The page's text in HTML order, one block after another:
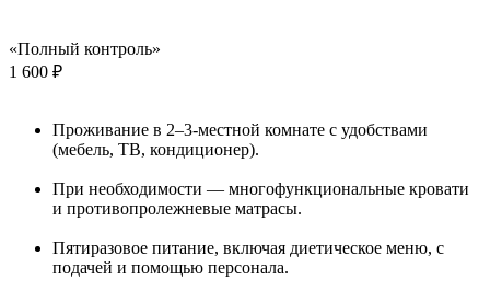
«Полный контроль»
1 600 ₽
Проживание в 2–3-местной комнате с удобствами
(мебель, ТВ, кондиционер).
При необходимости — многофункциональные кровати
и противопролежневые матрасы.
Пятиразовое питание, включая диетическое меню, с
подачей и помощью персонала.